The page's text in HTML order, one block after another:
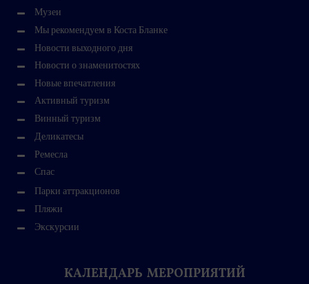
Музеи
Мы рекомендуем в Коста Бланке
Новости выходного дня
Новости о знаменитостях
Новые впечатления
Активный туризм
Винный туризм
Деликатесы
Ремесла
Спас
Парки аттракционов
Пляжи
Экскурсии
КАЛЕНДАРЬ МЕРОПРИЯТИЙ